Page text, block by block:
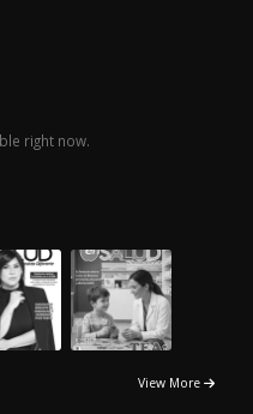
right now.
View More